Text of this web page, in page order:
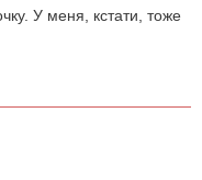
У меня, кстати, тоже